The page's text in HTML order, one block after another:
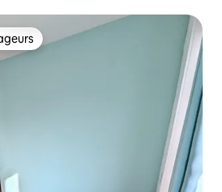
les plus appréciés